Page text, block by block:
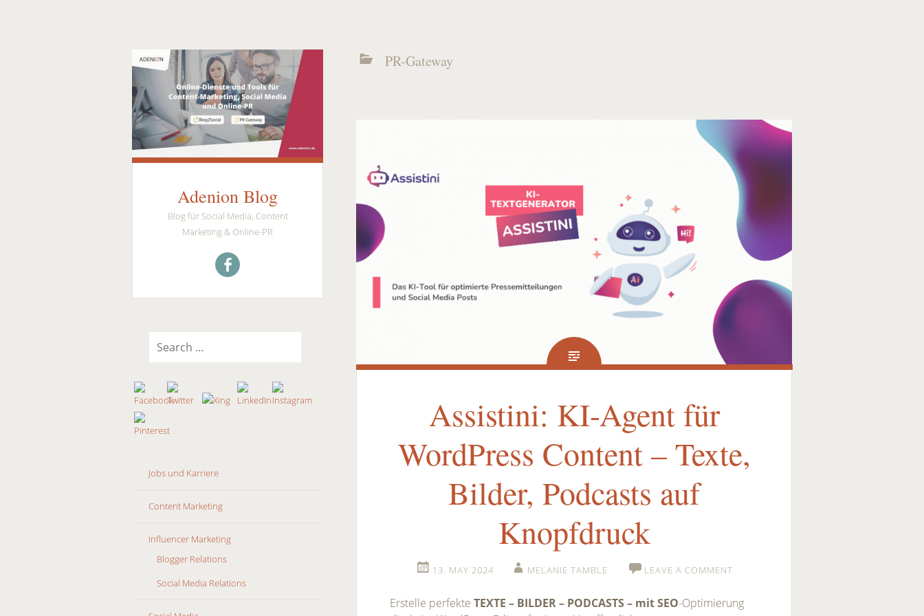
Adenion Blog
Blog für Social Media, Content
Marketing & Online-PR
TO
Jobs und Karriere
Content Marketing
Influencer Marketing
Blogger Relations
Social Media Relations
PR-Gateway
Assistini: KI-Agent für
WordPress Content – Texte,
Bilder, Podcasts auf
Knopfdruck
13. MAY 2024 MELANIE TAMBLE LEAVE A COMMENT
Erstelle perfekteTEXTE – BILDER – PODCASTS – mit SEO-Optimierung